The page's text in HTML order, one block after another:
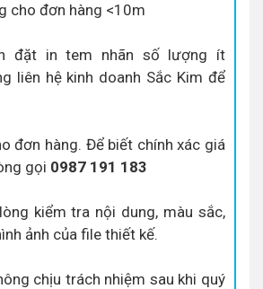
cho đơn hàng <10m
đặt in tem nhãn số lượng ít
liên hệ kinh doanh Sắc Kim để
đơn hàng. Để biết chính xác giá
gọi 0987 191 183
kiểm tra nội dung, màu sắc,
ảnh của file thiết kế.
chịu trách nhiệm sau khi quý